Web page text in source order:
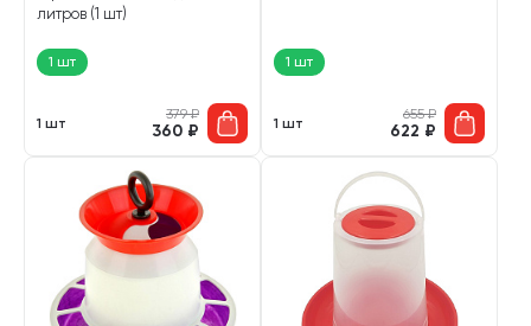
литров (1 шт)
1 шт
1 шт
379₽
360 ₽
1 шт
1 шт
655₽
622 ₽